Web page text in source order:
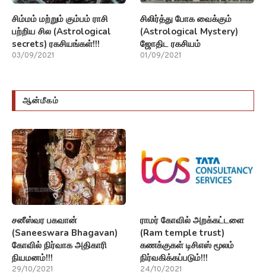
சிம்மம் மற்றும் கும்பம் ராசி
பற்றிய சில (Astrological
secrets) ரகசியங்கள்!!!
03/09/2021
சிலிர்த்து போக வைக்கும்
(Astrological Mystery)
ஜோதிட ரகசியம்
01/09/2021
ஆன்மீகம்
சனீஸ்வர பகவான்
(Saneeswara Bhagavan)
கோவில் நிர்வாக அதிகாரி
நியமனம்!!!
29/10/2021
ராமர் கோவில் அறக்கட்டளை
(Ram temple trust)
கணக்குகள் டிசிஎஸ் மூலம்
நிர்வகிக்கப்படும்!!!
24/10/2021